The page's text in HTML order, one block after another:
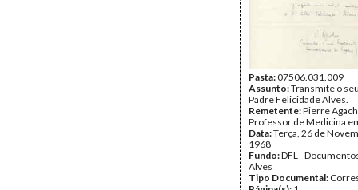
Pasta:07506.031.009
Assunto:Transmite o
Padre Felicidade Alves.
Remetente:Pierre
Professor de Medicina
Data:Terça, 26 de
1968
Fundo:DFL -
Alves
Tipo Documental: